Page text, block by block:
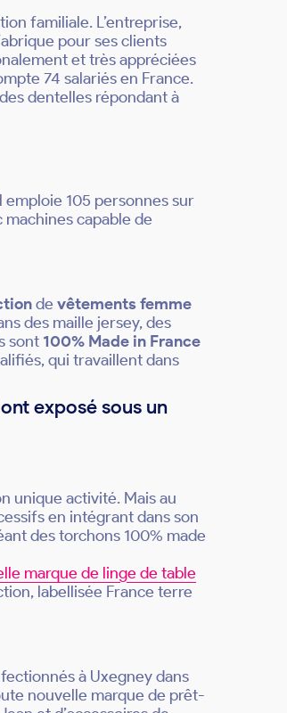
familiale. L’entreprise,
pour ses clients
et très appréciées
74 salariés en France.
dentelles répondant à
emploie 105 personnes sur
machines capable de
devêtements femme
des maille jersey, des
sont 100% Made in France
qui travaillent dans
exposé sous un
unique activité. Mais au
en intégrant dans son
des torchons 100% made
marque de linge de table
labellisée France terre
à Uxegney dans
nouvelle marque de prêt-